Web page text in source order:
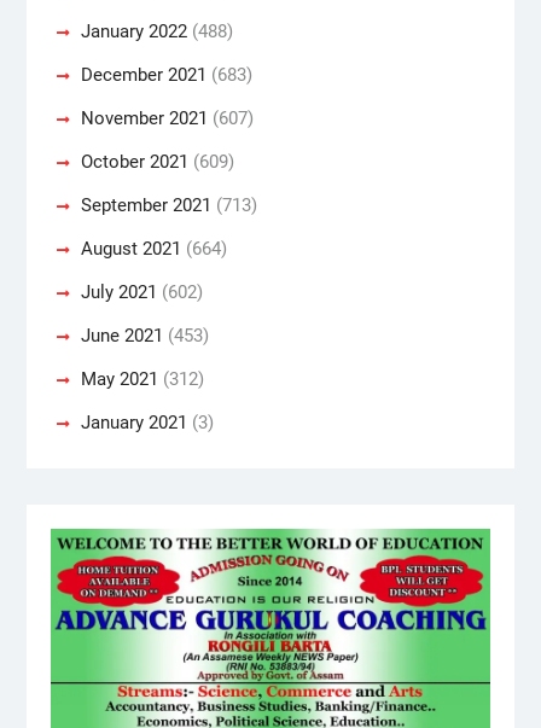
January 2022(488)
December 2021 (683)
November 2021 (607)
October 2021 (609)
September 2021 (713)
August 2021 (664)
July 2021 (602)
June 2021 (453)
May 2021 (312)
January 2021 (3)